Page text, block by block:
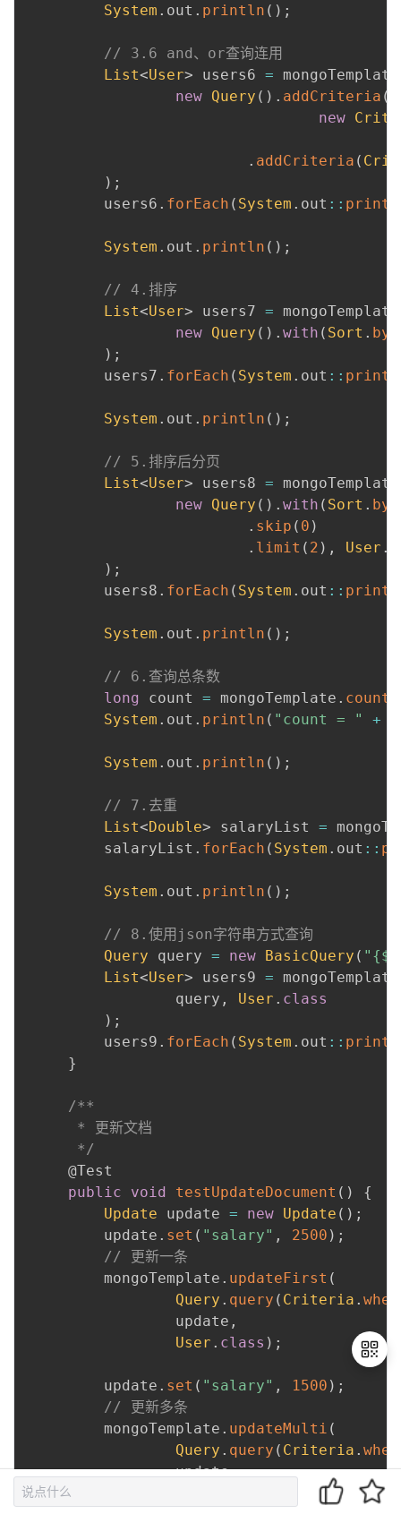
System . out . println ( ) ;
// 3.6 and、or查询连用
List<User> users6 = mongoTemplate
new Query ( ) . addCriteria (
new
. addCriteria (
) ;
         users6
. forEach ( System . out ::
System . out . println ( ) ;
// 4.排序
List<User> users7 = mongoTemplate
new Query ( ) . with ( Sort . by
) ;
         users7
. forEach ( System . out ::
System . out . println ( ) ;
// 5.排序后分页
List<User> users8 = mongoTemplate
new Query ( ) . with ( Sort . by
. skip ( 0 )
. limit ( 2 ) , User .
) ;
         users8
. forEach ( System . out ::
System . out . println ( ) ;
// 6.查询总条数
long
count = mongoTemplate . count
System . out . println ( "count = " +
System . out . println ( ) ;
// 7.去重
List<Double> salaryList =
         salaryList
. forEach ( System . out ::
System . out . println ( ) ;
// 8.使用json字符串方式查询
Query query = new BasicQuery (
List<User> users9 = mongoTemplate
                 query
, User . class
) ;
         users9
. forEach ( System . out ::
}
/**
      * 更新文档
      */
@Test
public
void testUpdateDocument ( )
{
Update update = new Update ( ) ;
         update
. set ( "salary" , 2500 ) ;
// 更新一条
         mongoTemplate
. updateFirst (
Query . query ( Criteria .
                 update
,
User . class ) ;
         update
. set ( "salary" , 1500 ) ;
// 更新多条
         mongoTemplate
. updateMulti (
Query . query ( Criteria .
                 update
,